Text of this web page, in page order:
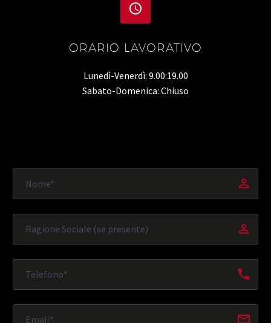


ORARIO LAVORATIVO
Lunedì-Venerdì: 9.00:19.00
Sabato-Domenica: Chiuso